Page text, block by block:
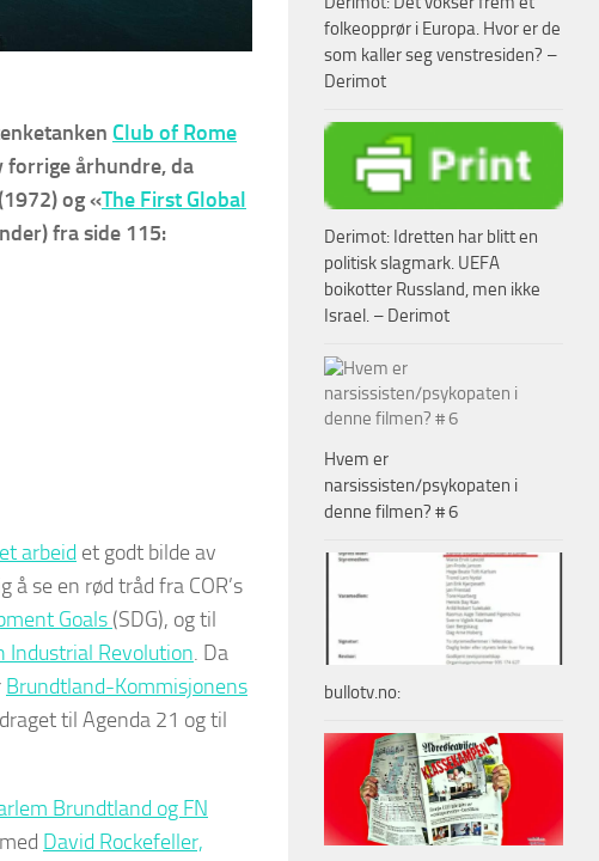
Club of Rome
forrige århundre, da
og «The First Global
fra side 115:
arbeid et godt bilde av
se en rød tråd fra COR’s
Goals (SDG), og til
Industrial Revolution. Da
Brundtland-Kommisjonens
til Agenda 21 og til
Brundtland og FN
David Rockefeller,
folkeopprør i Europa. Hvor er de
som kaller seg venstresiden? –
Derimot
Derimot: Idretten har blitt en
politisk slagmark. UEFA
boikotter Russland, men ikke
Israel. – Derimot
Hvem er
narsissisten/psykopaten i
denne filmen? # 6
bullotv.no: